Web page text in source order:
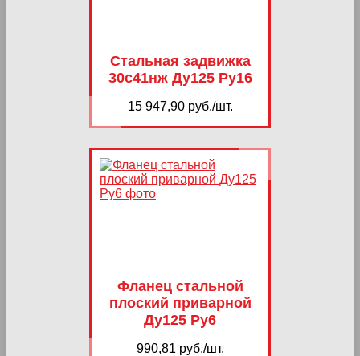
Стальная задвижка
30с41нж Ду125 Ру16
15 947,90 руб./шт.
Фланец стальной
плоский приварной
Ду125 Ру6
990,81 руб./шт.